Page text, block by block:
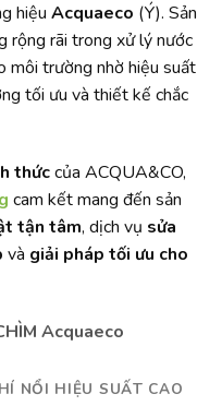
hiệu Acquaeco (Ý). Sản
rộng rãi trong xử lý nước
môi trường nhờ hiệu suất
tối ưu và thiết kế chắc
thứccủa ACQUA&CO,
cam kết mang đến sản
tận tâm, dịch vụ sửa
và giải pháp tối ưu cho
Acquaeco
NỔI HIỆU SUẤT CAO